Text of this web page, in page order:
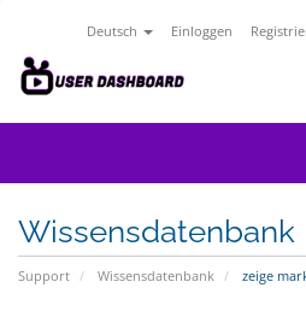
Deutsch Einloggen
Wissensdatenbank
Support Wissensdatenbank zeige